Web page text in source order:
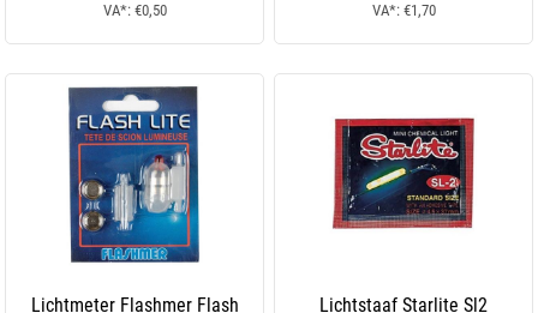
VA*: €0,50 VA*: €1,70
Lichtmeter Flashmer Flash Lichtstaaf Starlite Sl2